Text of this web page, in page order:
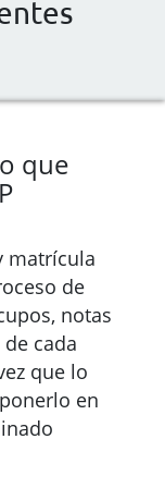
que
matrícula
de
notas
cada
que lo
en